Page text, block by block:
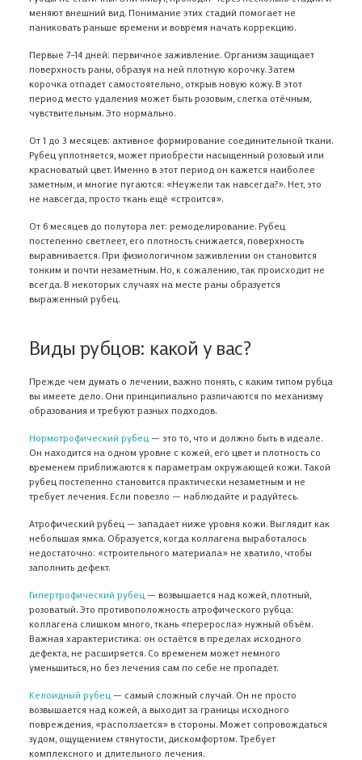
меняют внешний вид. Понимание этих стадий помогает не
паниковать раньше времени и вовремя начать коррекцию.
Первые 7–14 дней: первичное заживление. Организм защищает
поверхность раны, образуя на ней плотную корочку. Затем
корочка отпадет самостоятельно, открыв новую кожу. В этот
период место удаления может быть розовым, слегка отёчным,
чувствительным. Это нормально.
От 1 до 3 месяцев: активное формирование соединительной ткани.
Рубец уплотняется, может приобрести насыщенный розовый или
красноватый цвет. Именно в этот период он кажется наиболее
заметным, и многие пугаются: «Неужели так навсегда?». Нет, это
не навсегда, просто ткань ещё «строится».
От 6 месяцев до полутора лет: ремоделирование. Рубец
постепенно светлеет, его плотность снижается, поверхность
выравнивается. При физиологичном заживлении он становится
тонким и почти незаметным. Но, к сожалению, так происходит не
всегда. В некоторых случаях на месте раны образуется
выраженный рубец.
Виды рубцов: какой у вас?
Прежде чем думать о лечении, важно понять, с каким типом рубца
вы имеете дело. Они принципиально различаются по механизму
образования и требуют разных подходов.
Нормотрофический рубец — это то, что и должно быть в идеале.
Он находится на одном уровне с кожей, его цвет и плотность со
временем приближаются к параметрам окружающей кожи. Такой
рубец постепенно становится практически незаметным и не
требует лечения. Если повезло — наблюдайте и радуйтесь.
Атрофический рубец — западает ниже уровня кожи. Выглядит как
небольшая ямка. Образуется, когда коллагена выработалось
недостаточно: «строительного материала» не хватило, чтобы
заполнить дефект.
Гипертрофический рубец — возвышается над кожей, плотный,
розоватый. Это противоположность атрофического рубца:
коллагена слишком много, ткань «переросла» нужный объём.
Важная характеристика: он остаётся в пределах исходного
дефекта, не расширяется. Со временем может немного
уменьшиться, но без лечения сам по себе не пропадет.
Келоидный рубец — самый сложный случай. Он не просто
возвышается над кожей, а выходит за границы исходного
повреждения, «расползается» в стороны. Может сопровождаться
зудом, ощущением стянутости, дискомфортом. Требует
комплексного и длительного лечения.